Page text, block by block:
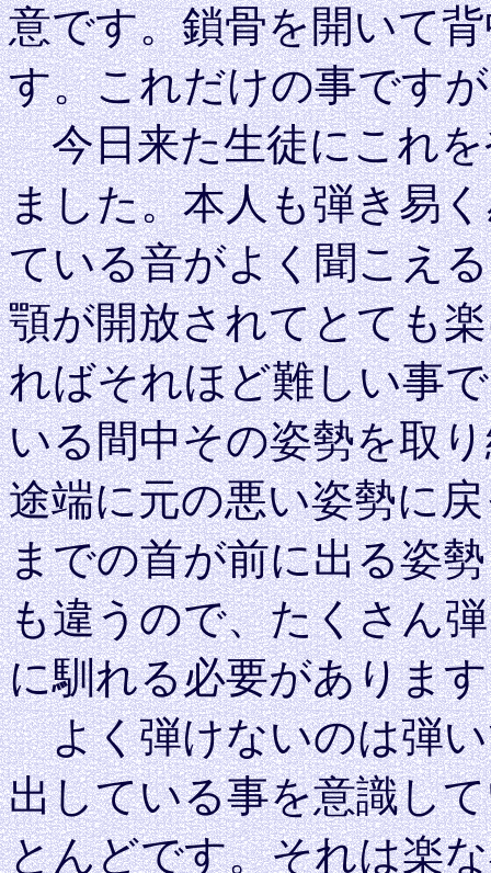
意です。鎖骨を開いて
す。これだけの事です
今日来た生徒にこれを
ました。本人も弾き易
ている音がよく聞こえ
顎が開放されてとても
ればそれほど難しい事
いる間中その姿勢を取
途端に元の悪い姿勢に
までの首が前に出る姿
も違うので、たくさん
に馴れる必要がありま
よく弾けないのは弾い
出している事を意識し
とんどです。それは楽